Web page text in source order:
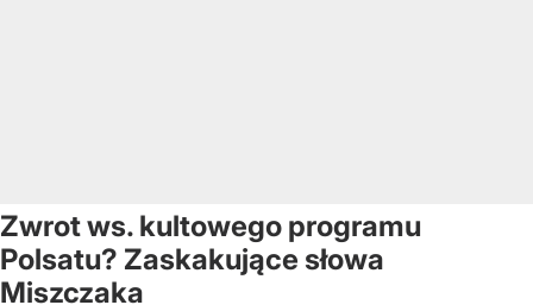
Zwrot ws. kultowego programu
Polsatu? Zaskakujące słowa
Miszczaka